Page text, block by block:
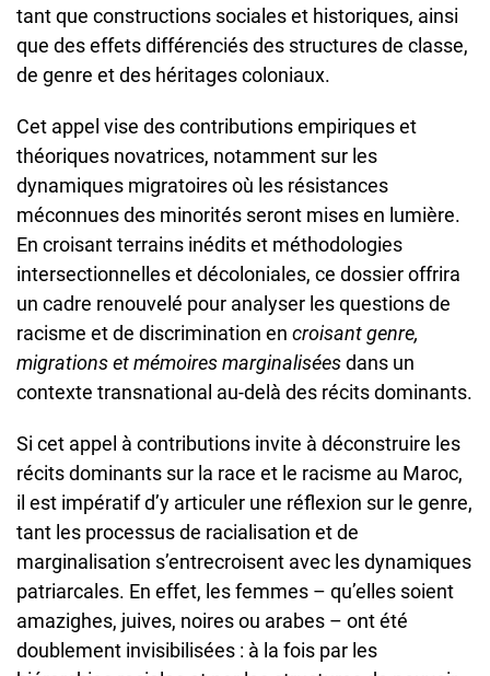
tant que constructions sociales et historiques, ainsi
que des effets différenciés des structures de classe,
de genre et des héritages coloniaux.
Cet appel vise des contributions empiriques et
théoriques novatrices, notamment sur les
dynamiques migratoires où les résistances
méconnues des minorités seront mises en lumière.
En croisant terrains inédits et méthodologies
intersectionnelles et décoloniales, ce dossier offrira
un cadre renouvelé pour analyser les questions de
racisme et de discrimination en croisant genre,
migrations et mémoires marginaliséesdans un
contexte transnational au-delà des récits dominants.
Si cet appel à contributions invite à déconstruire les
récits dominants sur la race et le racisme au Maroc,
il est impératif d’y articuler une réflexion sur le genre,
tant les processus de racialisation et de
marginalisation s’entrecroisent avec les dynamiques
patriarcales. En effet, les femmes – qu’elles soient
amazighes, juives, noires ou arabes – ont été
doublement invisibilisées : à la fois par les